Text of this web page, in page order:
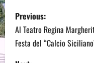
P
o
s
Previous:
Al Teatro Regina
Festa del “Calcio